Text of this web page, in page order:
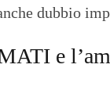
dubbio
e